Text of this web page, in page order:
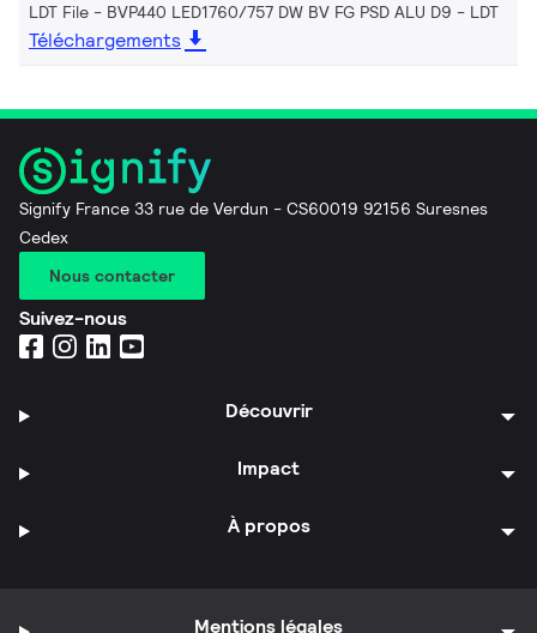
LDT File - BVP440 LED1760/757 DW BV FG PSD ALU D9 LDT
Téléchargements
Signify France 33 rue de Verdun - CS60019 92156 Suresnes
Cedex
Nous contacter
Suivez-nous
Découvrir
Impact
À propos
Mentions légales